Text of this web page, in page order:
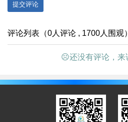
提交评论
评论列表（0人评论 , 1700人围观）
☹还没有评论，来